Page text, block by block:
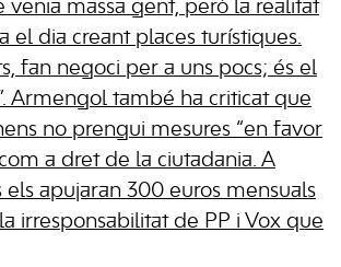
venia massa gent, però la realitat
el dia creant places turístiques.
fan negoci per a uns pocs; és el
Armengol també ha criticat que
no prengui mesures “en favor
a dret de la ciutadania. A
apujaran 300 euros mensuals
irresponsabilitat de PP i Vox que